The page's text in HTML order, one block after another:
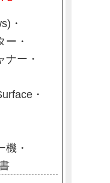
ー
ナー
機